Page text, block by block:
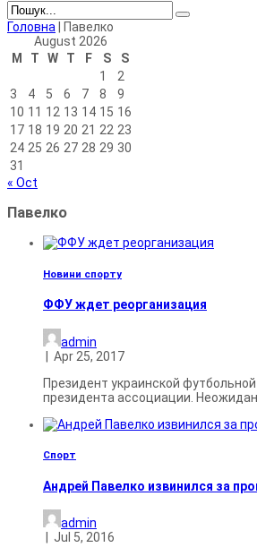
Головна
Павелко
August 2026
M
T W T F S
S
1
2
3
4 5 6 7 8
9
10 11 12 13 14 15 16
17 18 19 20 21 22 23
24 25 26 27 28 29 30
31
« Oct
Павелко
Новини спорту
ФФУ ждет реорганизация
admin
Apr 25, 2017
Президент украинской
президента ассоциации.
Спорт
Андрей Павелко извинился за
admin
Jul 5, 2016